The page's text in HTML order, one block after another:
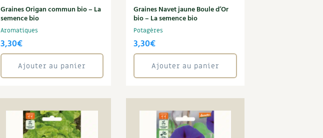
Graines Origan commun bio – La
semence bio
Aromatiques
3,30€
Ajouter au panier
Graines Navet jaune Boule d’Or
bio – La semence bio
Potagères
3,30€
Ajouter au panier